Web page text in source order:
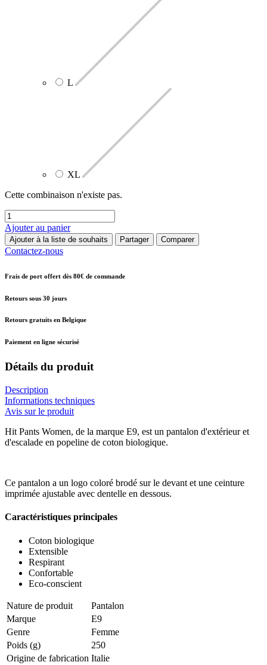
L
XL
Cette combinaison n'existe pas.
Ajouter au panier
Ajouter à la liste de souhaits Partager Comparer
Contactez-nous
Frais de port offert dès 80€ de commande
Retours sous 30 jours
Retours gratuits en Belgique
Paiement en ligne sécurisé
Détails du produit
Description
Informations techniques
Avis sur le produit
Hit Pants Women, de la marque E9, est un pantalon d'extérieur et
d'escalade en popeline de coton biologique.
Ce pantalon a un logo coloré brodé sur le devant et une ceinture
imprimée ajustable avec dentelle en dessous.
Caractéristiques principales
Coton biologique
Extensible
Respirant
Confortable
Eco-conscient
Nature de produit
Pantalon
Marque
E9
Genre
Femme
Poids (g)
250
Origine de fabrication Italie